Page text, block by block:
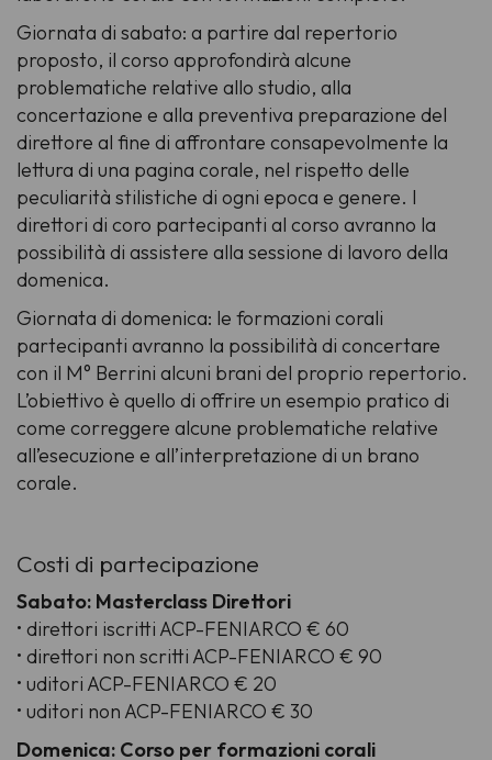
Giornata di sabato: a partire dal repertorio
proposto, il corso approfondirà alcune
problematiche relative allo studio, alla
concertazione e alla preventiva preparazione del
direttore al fine di affrontare consapevolmente la
lettura di una pagina corale, nel rispetto delle
peculiarità stilistiche di ogni epoca e genere. I
direttori di coro partecipanti al corso avranno la
possibilità di assistere alla sessione di lavoro della
domenica.
Giornata di domenica: le formazioni corali
partecipanti avranno la possibilità di concertare
con il M° Berrini alcuni brani del proprio repertorio.
L’obiettivo è quello di offrire un esempio pratico di
come correggere alcune problematiche relative
all’esecuzione e all’interpretazione di un brano
corale.
Costi di partecipazione
Sabato: Masterclass Direttori
• direttori iscritti ACP-FENIARCO € 60
• direttori non scritti ACP-FENIARCO € 90
• uditori ACP-FENIARCO € 20
• uditori non ACP-FENIARCO € 30
Domenica: Corso per formazioni corali